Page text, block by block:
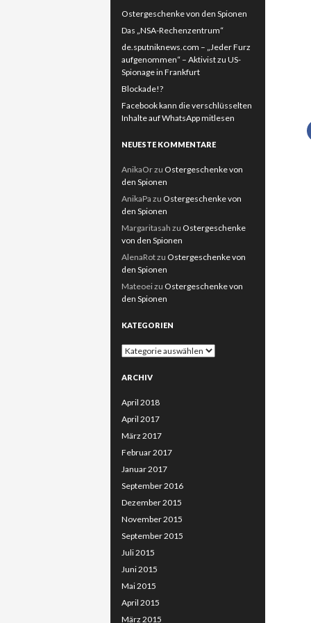
Ostergeschenke von den Spionen
Das „NSA-Rechenzentrum“
de.sputniknews.com – „Jeder Furz
aufgenommen“ – Aktivist zu US-
Spionage in Frankfurt
Blockade!?
Facebook kann die verschlüsselten
Inhalte auf WhatsApp mitlesen
NEUESTE KOMMENTARE
AnikaOrzu Ostergeschenke von
den Spionen
AnikaPa zu Ostergeschenke von
den Spionen
Margaritasah zu Ostergeschenke
von den Spionen
AlenaRotzu Ostergeschenke von
den Spionen
Mateoeizu Ostergeschenke von
den Spionen
KATEGORIEN
Kategorien
ARCHIV
April 2018
April 2017
März 2017
Februar 2017
Januar 2017
September 2016
Dezember 2015
November 2015
September 2015
Juli 2015
Juni 2015
Mai 2015
April 2015
März 2015